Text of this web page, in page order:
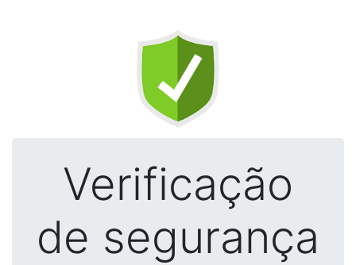
Verificação
de segurança